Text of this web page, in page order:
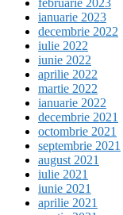
ianuarie 2023
decembrie 2022
iulie 2022
iunie 2022
aprilie 2022
martie 2022
ianuarie 2022
decembrie 2021
octombrie 2021
septembrie 2021
august 2021
iulie 2021
iunie 2021
aprilie 2021